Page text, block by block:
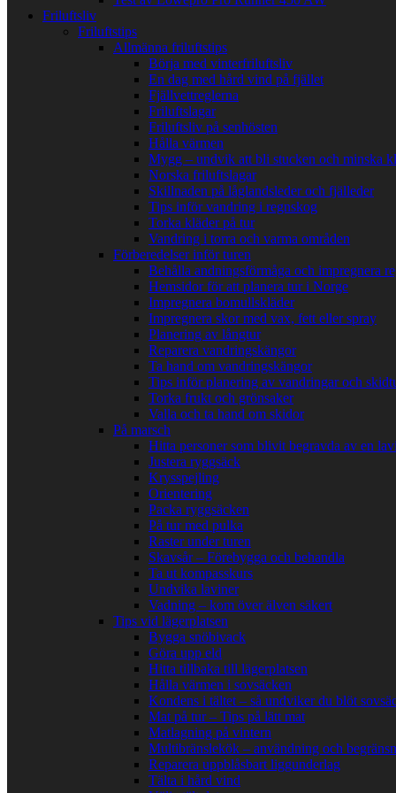
Friluftsliv
Friluftstips
Allmänna friluftstips
Börja med vinterfriluftsliv
En dag med hård vind på fjället
Fjällvettreglerna
Friluftslagar
Friluftsliv på senhösten
Hålla värmen
Mygg – undvik att bli stucken och minska
Norska friluftslagar
Skillnaden på låglandsleder och fjälleder
Tips inför vandring i regnskog
Torka kläder på tur
Vandring i torra och varma områden
Förberedelser inför turen
Behålla andningsförmåga och impregnera
Hemsidor för att planera tur i Norge
Impregnera bomullskläder
Impregnera skor med vax, fett eller spray
Planering av långtur
Reparera vandringskängor
Ta hand om vandringskängor
Tips inför planering av vandringar och
Torka frukt och grönsaker
Valla och ta hand om skidor
På marsch
Hitta personer som blivit begravda av en
Justera ryggsäck
Krysspejling
Orientering
Packa ryggsäcken
På tur med pulka
Raster under turen
Skavsår – Förebygga och behandla
Ta ut kompasskurs
Undvika laviner
Vadning – kom över älven säkert
Tips vid lägerplatsen
Bygga snöbivack
Göra upp eld
Hitta tillbaka till lägerplatsen
Hålla värmen i sovsäcken
Kondens i tältet – så undviker du blöt
Mat på tur – Tips på lätt mat
Matlagning på vintern
Multibränslekök – användning och
Reparera uppblåsbart liggunderlag
Tälta i hård vind